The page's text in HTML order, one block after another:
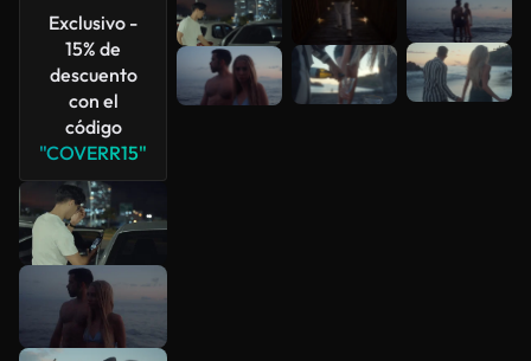
Exclusivo -
15% de
descuento
con el
código
"COVERR15"